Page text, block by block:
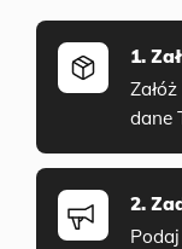
1.
dane
2.